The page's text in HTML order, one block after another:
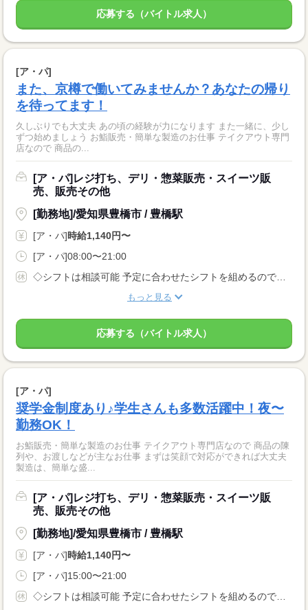
応募する（バイトル求人）
[ア・パ]
また、京樽で働いてみませんか？あなたの帰り
を待ってます！
久しぶりでも大丈夫 あの頃の経験が力になります また一緒に、少し
ずつ始めましょう お鮨販売・簡単な製造のお仕事 テイクアウト専門
店なので 商品の...
[ア・パ]レジ打ち、デリ・惣菜販売・スイーツ販
売、販売その他
[勤務地]/愛知県豊橋市 / 豊橋駅
[ア・パ]時給1,140円〜
[ア・パ]08:00〜21:00
もっと見る
応募する（バイトル求人）
[ア・パ]
奨学金制度あり♪学生さんも多数活躍中！夜〜
勤務OK！
お鮨販売・簡単な製造のお仕事 テイクアウト専門店なので 商品の陳
列や、お渡しなどが主なお仕事 まずは笑顔で対応ができれば大丈夫
製造は、簡単な盛...
[ア・パ]レジ打ち、デリ・惣菜販売・スイーツ販
売、販売その他
[勤務地]/愛知県豊橋市 / 豊橋駅
[ア・パ]時給1,140円〜
[ア・パ]15:00〜21:00